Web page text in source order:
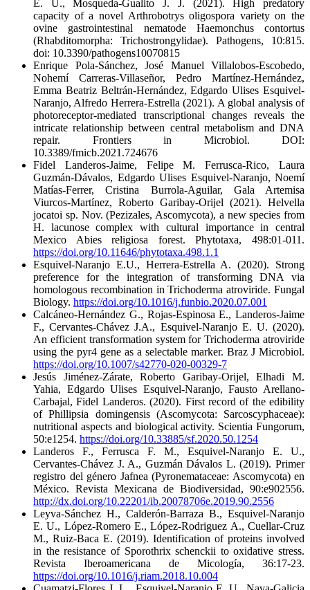
E. U., Mosqueda-Gualito J. J. (2021). High predatory
capacity of a novel Arthrobotrys oligospora variety on the
ovine gastrointestinal nematode Haemonchus contortus
(Rhabditomorpha: Trichostrongylidae). Pathogens, 10:815.
doi: 10.3390/pathogens10070815
Enrique Pola-Sánchez, José Manuel Villalobos-Escobedo,
Nohemí Carreras-Villaseñor, Pedro Martínez-Hernández,
Emma Beatriz Beltrán-Hernández, Edgardo Ulises Esquivel-
Naranjo, Alfredo Herrera-Estrella (2021). A global analysis of
photoreceptor-mediated transcriptional changes reveals the
intricate relationship between central metabolism and DNA
repair. Frontiers in Microbiol. DOI:
10.3389/fmicb.2021.724676
Fidel Landeros-Jaime, Felipe M. Ferrusca-Rico, Laura
Guzmán-Dávalos, Edgardo Ulises Esquivel-Naranjo, Noemí
Matías-Ferrer, Cristina Burrola-Aguilar, Gala Artemisa
Viurcos-Martínez, Roberto Garibay-Orijel (2021). Helvella
jocatoi sp. Nov. (Pezizales, Ascomycota), a new species from
H. lacunose complex with cultural importance in central
Mexico Abies religiosa forest. Phytotaxa, 498:01-011.
https://doi.org/10.11646/phytotaxa.498.1.1
Esquivel-Naranjo E.U., Herrera-Estrella A. (2020). Strong
preference for the integration of transforming DNA via
homologous recombination in Trichoderma atroviride. Fungal
Biology. https://doi.org/10.1016/j.funbio.2020.07.001
Calcáneo-Hernández G., Rojas-Espinosa E., Landeros-Jaime
F., Cervantes-Chávez J.A., Esquivel-Naranjo E. U. (2020).
An efficient transformation system for Trichoderma atroviride
using the pyr4 gene as a selectable marker. Braz J Microbiol.
https://doi.org/10.1007/s42770-020-00329-7
Jesús Jiménez-Zárate, Roberto Garibay-Orijel, Elhadi M.
Yahia, Edgardo Ulises Esquivel-Naranjo, Fausto Arellano-
Carbajal, Fidel Landeros. (2020). First record of the edibility
of Phillipsia domingensis (Ascomycota: Sarcoscyphaceae):
nutritional aspects and biological activity. Scientia Fungorum,
50:e1254. https://doi.org/10.33885/sf.2020.50.1254
Landeros F., Ferrusca F. M., Esquivel-Naranjo E. U.,
Cervantes-Chávez J. A., Guzmán Dávalos L. (2019). Primer
registro del género Jafnea (Pyronemataceae: Ascomycota) en
México. Revista Mexicana de Biodiversidad, 90:e902556.
http://dx.doi.org/10.22201/ib.20078706e.2019.90.2556
Leyva-Sánchez H., Calderón-Barraza B., Esquivel-Naranjo
E. U., López-Romero E., López-Rodriguez A., Cuellar-Cruz
M., Ruiz-Baca E. (2019). Identification of proteins involved
in the resistance of Sporothrix schenckii to oxidative stress.
Revista Iberoamericana de Micología, 36:17-23.
https://doi.org/10.1016/j.riam.2018.10.004